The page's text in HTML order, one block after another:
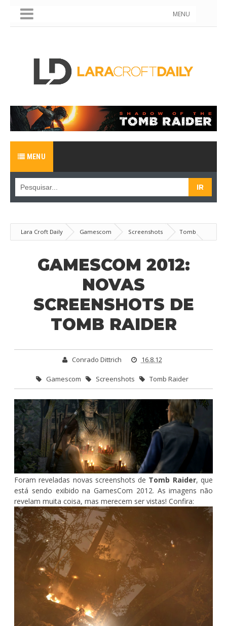
MENU
MENU
Lara Croft Daily Gamescom Screenshots
Tomb
Raider
GamesCom 2012: Novas screenshots de Tomb Raider
GAMESCOM 2012:
NOVAS
SCREENSHOTS DE
TOMB RAIDER
Conrado Dittrich 16.8.12
Gamescom Screenshots Tomb Raider
Foram reveladas novas screenshots de Tomb Raider, que
está sendo exibido na GamesCom 2012. As imagens não
revelam muita coisa, mas merecem ser vistas! Confira: